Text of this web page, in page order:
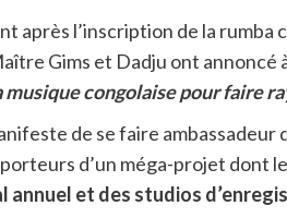
après l’inscription de la
Gims et Dadju ont annoncé
congolaise pour faire
de se faire ambassadeur
d’un méga-projet dont
annuel et des studios